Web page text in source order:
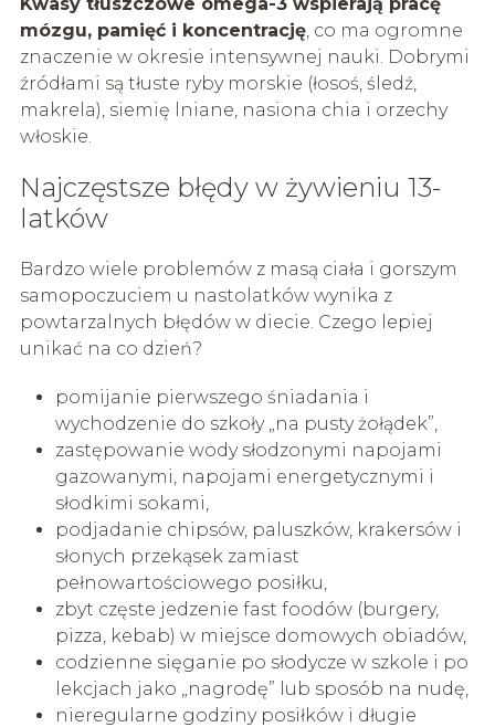
mózgu, pamięć i koncentrację, co ma ogromne
znaczenie w okresie intensywnej nauki. Dobrymi
źródłami są tłuste ryby morskie (łosoś, śledź,
makrela), siemię lniane, nasiona chia i orzechy
włoskie.
Najczęstsze błędy w żywieniu 13-
latków
Bardzo wiele problemów z masą ciała i gorszym
samopoczuciem u nastolatków wynika z
powtarzalnych błędów w diecie. Czego lepiej
unikać na co dzień?
pomijanie pierwszego śniadania i
wychodzenie do szkoły „na pusty żołądek”,
zastępowanie wody słodzonymi napojami
gazowanymi, napojami energetycznymi i
słodkimi sokami,
podjadanie chipsów, paluszków, krakersów i
słonych przekąsek zamiast
pełnowartościowego posiłku,
zbyt częste jedzenie fast foodów (burgery,
pizza, kebab) w miejsce domowych obiadów,
codzienne sięganie po słodycze w szkole i po
lekcjach jako „nagrodę” lub sposób na nudę,
nieregularne godziny posiłków i długie